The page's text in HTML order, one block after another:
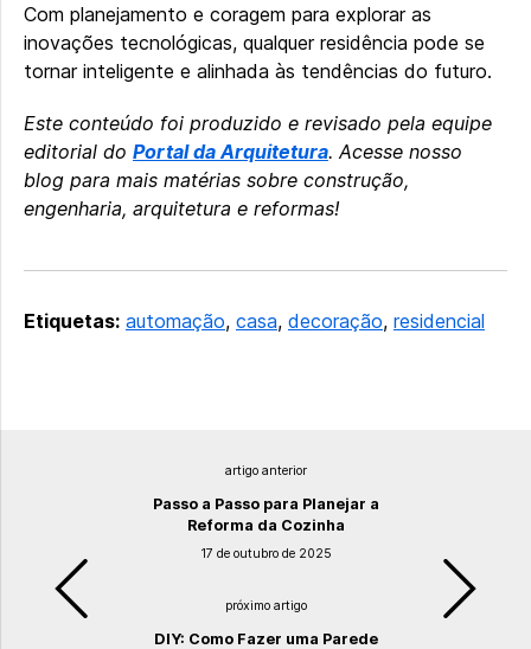
Com planejamento e coragem para explorar as
inovações tecnológicas, qualquer residência pode se
tornar inteligente e alinhada às tendências do futuro.
Este conteúdo foi produzido e revisado pela equipe
editorial do Portal da Arquitetura. Acesse nosso
blog para mais matérias sobre construção,
engenharia, arquitetura e reformas!
Etiquetas: automação, casa, decoração, residencial
artigo anterior
Passo a Passo para Planejar a
Reforma da Cozinha
17 de outubro de 2025
próximo artigo
DIY: Como Fazer uma Parede